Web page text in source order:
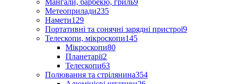
Мангали, барбекю, гриль9
Метеоприлади235
Намети129
Портативні та сонячні зарядні пристрої9
Телескопи, мікроскопи145
Мікроскопи80
Планетарії2
Телескопи63
Полювання та стрілянина354